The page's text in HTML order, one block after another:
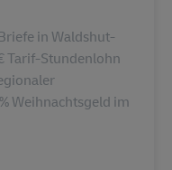
in Waldshut-
Tarif-Stundenlohn
Weihnachtsgeld im